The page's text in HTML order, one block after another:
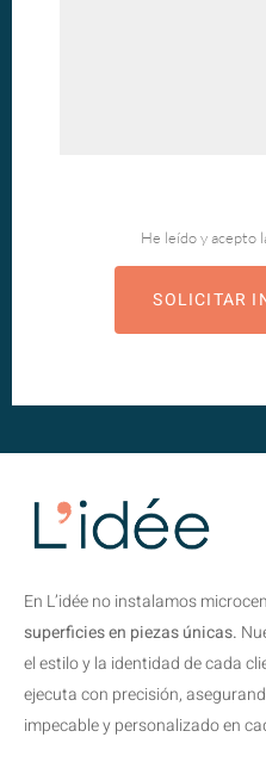
He leído y acepto
En L’idée no instalamos
superficies en piezas únicas.
el estilo y la identidad de cada
ejecuta con precisión,
impecable y personalizado en